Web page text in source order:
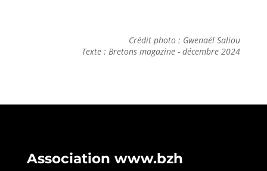
Crédit photo : Gwenaël Saliou
Texte : Bretons magazine - décembre 2024
Association www.bzh